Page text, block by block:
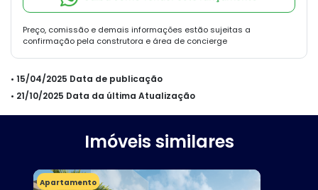
Preço, comissão e demais informações estão sujeitas a
confirmação pela construtora e área de concierge
• 15/04/2025 Data de publicação
• 21/10/2025 Data da última Atualização
Imóveis similares
Apartamento